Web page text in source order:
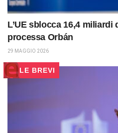
L’UE sblocca 16,4 miliardi
processa Orbán
29 MAGGIO 2026
LE BREVI